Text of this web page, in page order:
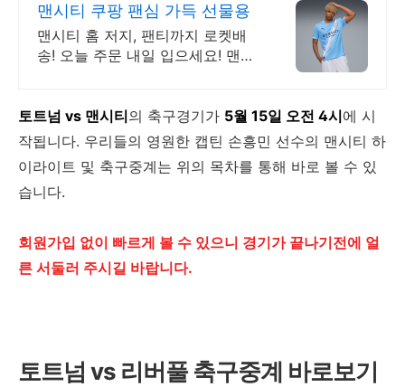
맨시티 쿠팡 팬심 가득 선물용
맨시티 홈 저지, 팬티까지 로켓배
송! 오늘 주문 내일 입으세요! 맨시
토트넘 vs 맨시티의 축구경기가 5월 15일 오전 4시에 시
작됩니다. 우리들의 영원한 캡틴 손흥민 선수의 맨시티 하
이라이트 및 축구중계는 위의 목차를 통해 바로 볼 수 있
습니다.
회원가입 없이 빠르게 볼 수 있으니 경기가 끝나기전에 얼
른 서둘러 주시길 바랍니다.
토트넘 vs 리버풀 축구중계 바로보기